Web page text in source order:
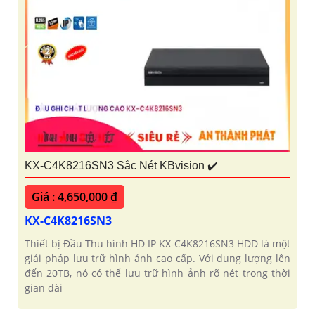
KX-C4K8216SN3 Sắc Nét KBvision ✔️
Giá : 4,650,000 ₫
KX-C4K8216SN3
Thiết bị Đầu Thu hình HD IP KX-C4K8216SN3 HDD là một
giải pháp lưu trữ hình ảnh cao cấp. Với dung lượng lên
đến 20TB, nó có thể lưu trữ hình ảnh rõ nét trong thời
gian dài